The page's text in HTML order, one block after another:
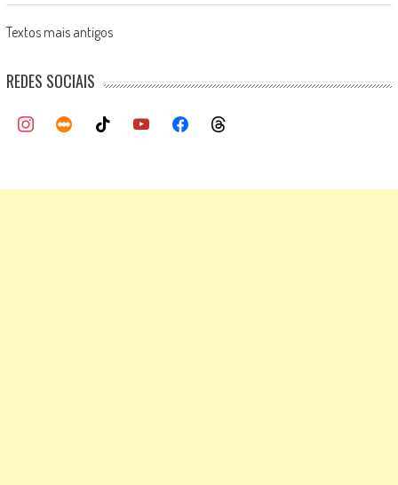
Posts
navigation
Textos mais antigos
REDES SOCIAIS